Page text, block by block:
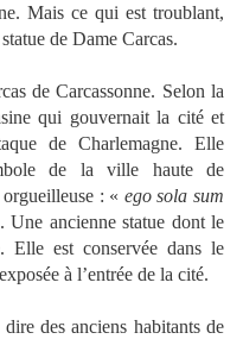
Mais ce qui est troublant,
de Dame Carcas.
de Carcassonne. Selon la
qui gouvernait la cité et
de Charlemagne. Elle
de la ville haute de
: « ego sola sum
ancienne statue dont le
Elle est conservée dans le
à l’entrée de la cité.
des anciens habitants de